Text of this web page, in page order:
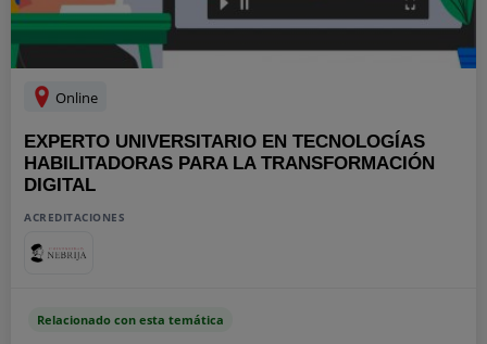
Online
EXPERTO UNIVERSITARIO EN TECNOLOGÍAS
HABILITADORAS PARA LA TRANSFORMACIÓN
DIGITAL
ACREDITACIONES
Relacionado con esta temática